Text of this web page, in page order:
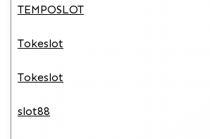
TEMPOSLOT
Tokeslot
Tokeslot
slot88